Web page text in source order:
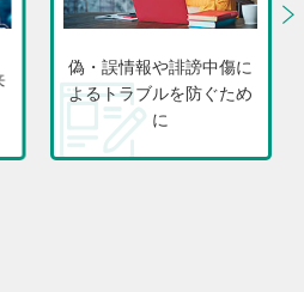
偽・誤情報や誹謗中傷に
よるトラブルを防ぐため
に